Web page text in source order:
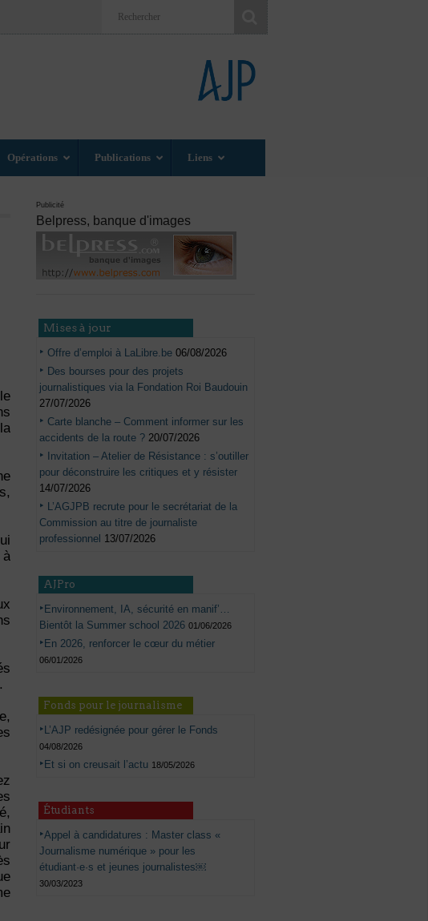
Opérations Publications Liens
Publicité
Belpress, banque d'images
Mises à jour
Offre d’emploi à LaLibre.be 06/08/2026
Des bourses pour des projets
journalistiques via la Fondation Roi Baudouin
27/07/2026
Carte blanche – Comment informer sur les
accidents de la route ? 20/07/2026
Invitation – Atelier de Résistance : s’outiller
pour déconstruire les critiques et y résister
14/07/2026
L’AGJPB recrute pour le secrétariat de la
Commission au titre de journaliste
professionnel 13/07/2026
AJPro
Environnement, IA, sécurité en manif’…
Bientôt la Summer school 2026 01/06/2026
En 2026, renforcer le cœur du métier
06/01/2026
Fonds pour le journalisme
L’AJP redésignée pour gérer le Fonds
04/08/2026
Et si on creusait l’actu 18/05/2026
Étudiants
Appel à candidatures : Master class «
Journalisme numérique » pour les
étudiant·e·s et jeunes journalistes￼
30/03/2023